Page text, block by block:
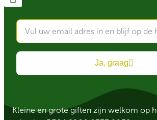
Ja, graag
Kleine en grote giften zijn welkom op